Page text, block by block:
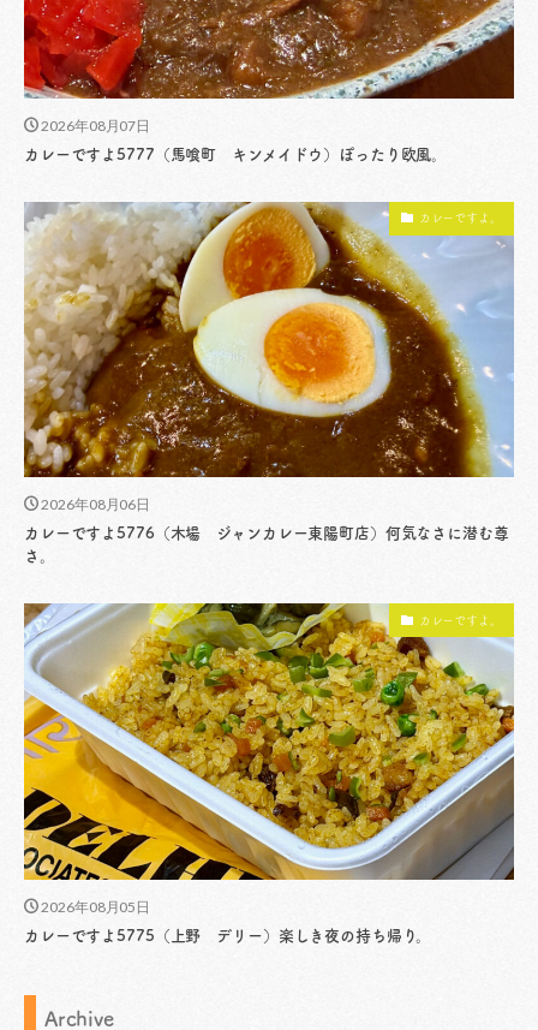
2026年08月07日
カレーですよ5777（馬喰町 キンメイドウ）ぽったり欧風。
カレーですよ。
2026年08月06日
カレーですよ5776（木場 ジャンカレー東陽町店）何気なさに潜む尊
さ。
カレーですよ。
2026年08月05日
カレーですよ5775（上野 デリー）楽しき夜の持ち帰り。
Archive